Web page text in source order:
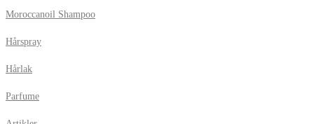
Moroccanoil Shampoo
Hårspray
Hårlak
Parfume